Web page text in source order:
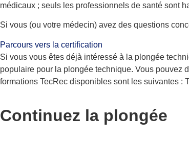
médicaux ; seuls les professionnels de santé sont
Si vous (ou votre médecin) avez des questions
Parcours vers la certification
Si vous vous êtes déjà intéressé à la plongée
populaire pour la plongée technique. Vous pouvez
formations TecRec disponibles sont les suivantes :
Continuez la plongée